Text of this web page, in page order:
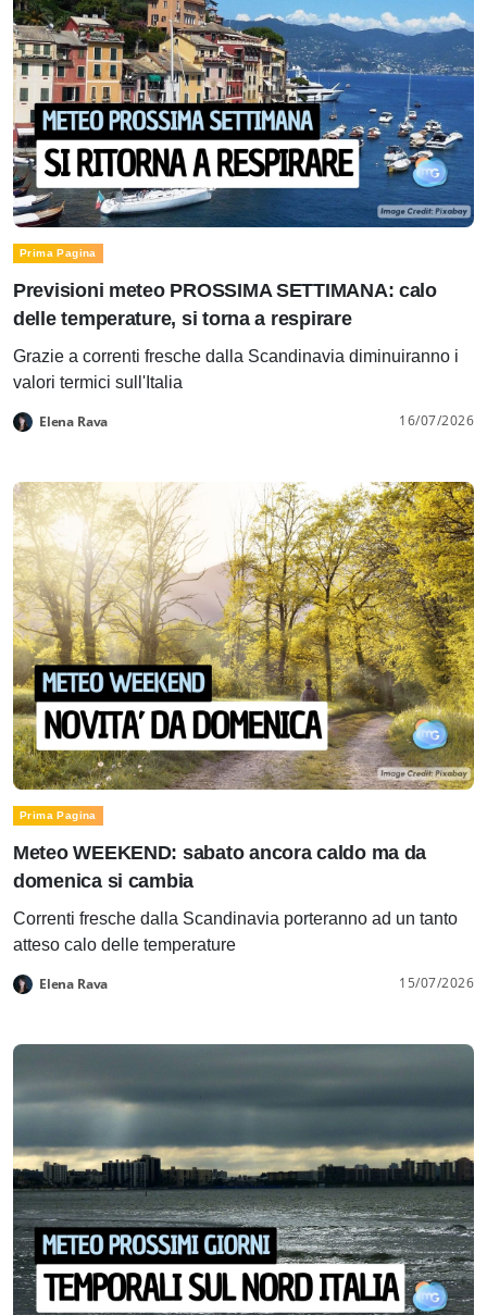
Prima Pagina
Previsioni meteo PROSSIMA SETTIMANA: calo
delle temperature, si torna a respirare
Grazie a correnti fresche dalla Scandinavia diminuiranno i
valori termici sull'Italia
Elena Rava 16/07/2026
Prima Pagina
Meteo WEEKEND: sabato ancora caldo ma da
domenica si cambia
Correnti fresche dalla Scandinavia porteranno ad un tanto
atteso calo delle temperature
Elena Rava 15/07/2026